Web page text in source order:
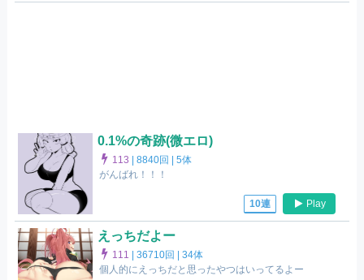
0.1%の奇跡(微エロ)
113 |8840回 |5体
がんばれ！！！
10連 Play
えっちだよー
111 |36710回 |34体
個人的にえっちだと思ったやつはいってるよー